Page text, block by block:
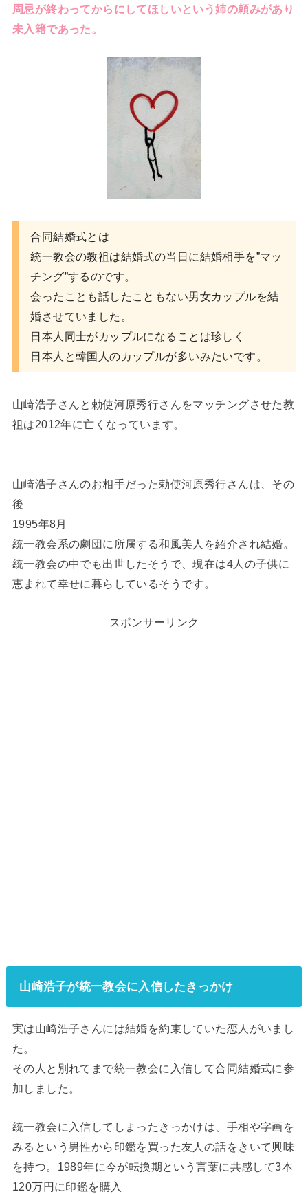
周忌が終わってからにしてほしいという姉の頼みがあり
未入籍であった。
合同結婚式とは
統一教会の教祖は結婚式の当日に結婚相手を”マッ
チング”するのです。
会ったことも話したこともない男女カップルを結
婚させていました。
日本人同士がカップルになることは珍しく
日本人と韓国人のカップルが多いみたいです。
山崎浩子さんと勅使河原秀行さんをマッチングさせた教
祖は2012年に亡くなっています。
山崎浩子さんのお相手だった勅使河原秀行さんは、その
後
1995年8月
統一教会系の劇団に所属する和風美人を紹介され結婚。
統一教会の中でも出世したそうで、現在は4人の子供に
恵まれて幸せに暮らしているそうです。
スポンサーリンク
山崎浩子が統一教会に入信したきっかけ
実は山崎浩子さんには結婚を約束していた恋人がいまし
た。
その人と別れてまで統一教会に入信して合同結婚式に参
加しました。
統一教会に入信してしまったきっかけは、手相や字画を
みるという男性から印鑑を買った友人の話をきいて興味
を持つ。1989年に今が転換期という言葉に共感して3本
120万円に印鑑を購入